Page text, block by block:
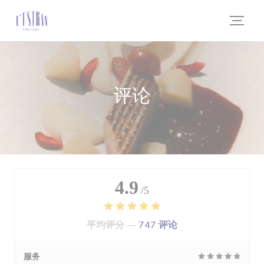
评论
4.9 /5
平均评分 — 747 评论
服务